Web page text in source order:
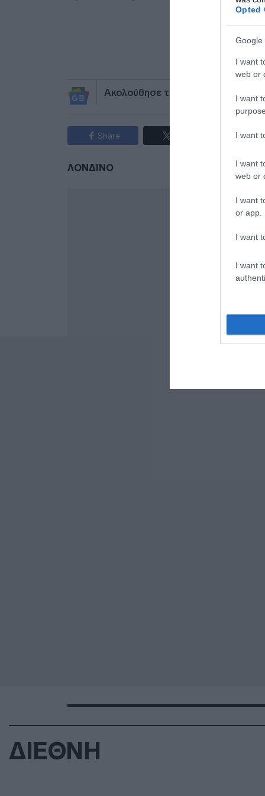
Opted
Google
I want
web or
I want
I want
I want
web or
I want
or app.
I want
I want
Ακολούθησε το debater.gr στο
Share
ΛΟΝΔΙΝΟ
ΔΙΕΘΝΗ